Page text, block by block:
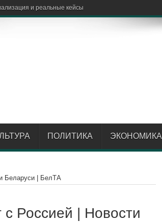
ПОЛИТИКА ЭКОНОМИКА
Беларуси | БелТА
Россией | Новости